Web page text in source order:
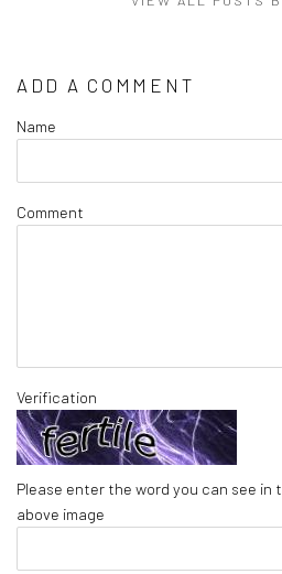
ADD A COMMENT
Name
Comment
Verification
Please enter the word you can see in
above image